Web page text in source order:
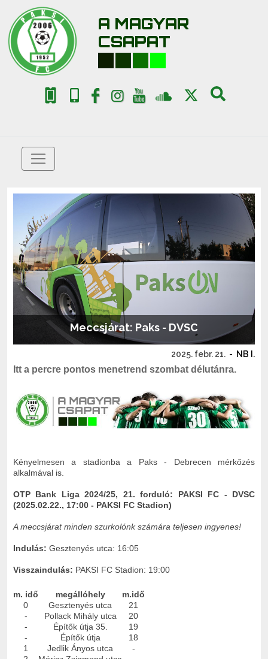
A MAGYAR
CSAPAT
Meccsjárat: Paks - DVSC
2025. febr. 21. - NB I.
Itt a percre pontos menetrend szombat délutánra.
Kényelmesen a stadionba a Paks - Debrecen mérkőzés
alkalmával is.
OTP Bank Liga 2024/25, 21. forduló: PAKSI FC - DVSC
(2025.02.22., 17:00 - PAKSI FC Stadion)
A meccsjárat minden szurkolónk számára teljesen ingyenes!
Indulás: Gesztenyés utca: 16:05
Visszaindulás: PAKSI FC Stadion: 19:00
m. idő megállóhely
m.idő
0
Gesztenyés utca
21
-
Pollack Mihály utca
20
-
Építők útja 35.
19
-
Építők útja
18
1
Jedlik Ányos utca
-